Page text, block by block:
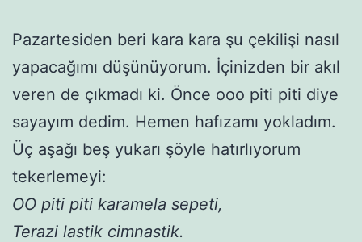
Pazartesiden beri kara kara şu çekilişi nasıl
yapacağımı düşünüyorum. İçinizden bir akıl
veren de çıkmadı ki. Önce ooo piti piti diye
sayayım dedim. Hemen hafızamı yokladım.
Üç aşağı beş yukarı şöyle hatırlıyorum
tekerlemeyi:
OO piti piti karamela sepeti,
Terazi lastik cimnastik.